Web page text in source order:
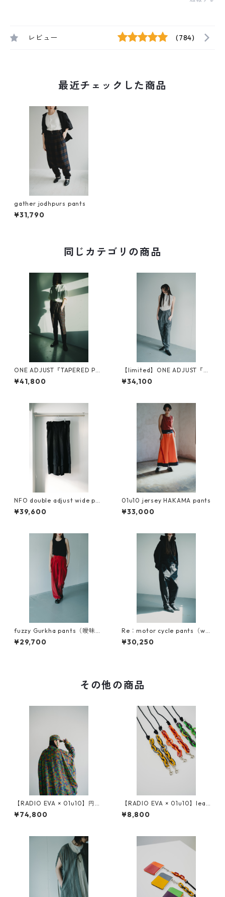
レビュー (784)
最近チェックした商品
gather jodhpurs pants
¥31,790
同じカテゴリの商品
ONE ADJUST『TAPERED PA
NTS』
¥41,800
【limited】ONE ADJUST『T
APERED PANTS』
¥34,100
NFO double adjust wide pan
ts『可変』
¥39,600
01u10 jersey HAKAMA pants
¥33,000
fuzzy Gurkha pants（曖昧な
ズボン）キュプラコットン使
用
¥29,700
Re：motor cycle pants（wo
ol type）
¥30,250
その他の商品
【RADIO EVA × 01u10】円環
digital camouflage jacquar
d reversible coat
¥74,800
【RADIO EVA × 01u10】leat
her chain strap
¥8,800